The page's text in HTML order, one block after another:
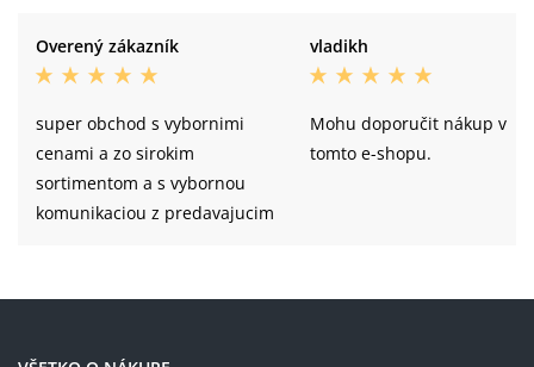
Overený zákazník
super obchod s vybornimi
cenami a zo sirokim
sortimentom a s vybornou
komunikaciou z predavajucim
vladikh
Mohu doporučit nákup v
tomto e-shopu.